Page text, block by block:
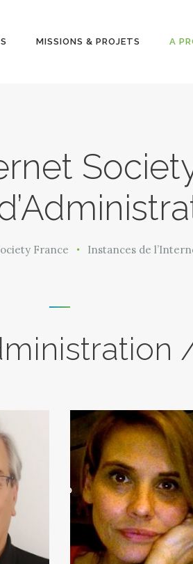
MISSIONS & PROJETS A
France Instances de